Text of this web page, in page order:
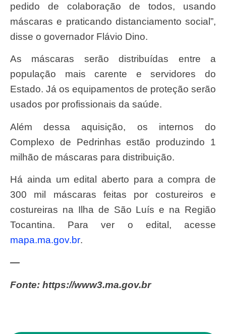
pedido de colaboração de todos, usando
máscaras e praticando distanciamento social”,
disse o governador Flávio Dino.
As máscaras serão distribuídas entre a
população mais carente e servidores do
Estado. Já os equipamentos de proteção serão
usados por profissionais da saúde.
Além dessa aquisição, os internos do
Complexo de Pedrinhas estão produzindo 1
milhão de máscaras para distribuição.
Há ainda um edital aberto para a compra de
300 mil máscaras feitas por costureiros e
costureiras na Ilha de São Luís e na Região
Tocantina. Para ver o edital, acesse
mapa.ma.gov.br.
—
Fonte: https://www3.ma.gov.br